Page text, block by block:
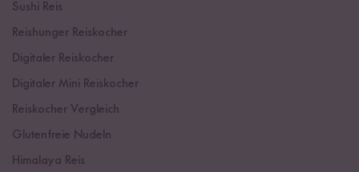
Sushi Reis
Reishunger Reiskocher
Digitaler Reiskocher
Digitaler Mini Reiskocher
Reiskocher Vergleich
Glutenfreie Nudeln
Himalaya Reis